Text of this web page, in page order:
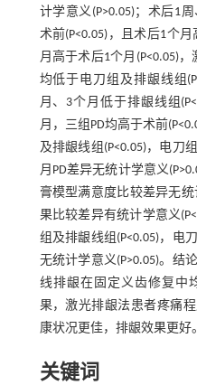
计学意义(P>0.05)；术后1
术前(P<0.05)，且术后1个
月高于术后1个月(P<0.05)
均低于电刀组及排龈线组
月、3个月低于排龈线组
月，三组PD均高于术前
及排龈线组(P<0.05)，电刀
月PD差异无统计学意义
膏模型满意度比较差异无统
果比较差异有统计学意义
组及排龈线组(P<0.05)，电
无统计学意义(P>0.05)。结
线排龈在固定义齿修复中
果，激光排龈法患者疼痛
康状况更佳，排龈效果更好。
关键词